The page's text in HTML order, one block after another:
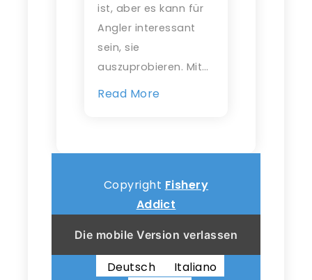
ist, aber es kann für
Angler interessant
sein, sie
auszuprobieren. Mit…
Read More
Copyright Fishery
Addict
Die mobile Version verlassen
English
Français
Deutsch
Italiano